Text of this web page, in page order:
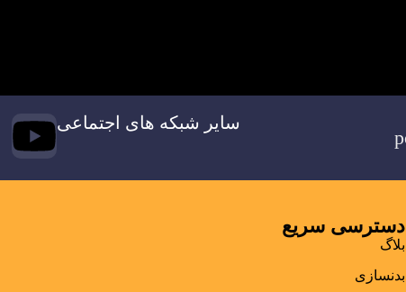
سایر شبکه های اجتماعی
دسترسی سریع
بلاگ
بدنسازی